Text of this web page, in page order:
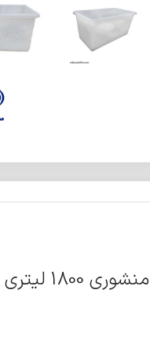
منشوری 1800 لیتری